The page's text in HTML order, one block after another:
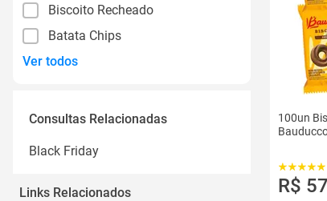
Biscoito Recheado
Batata Chips
Ver todos
Consultas Relacionadas
Black Friday
Links Relacionados
100un
R$